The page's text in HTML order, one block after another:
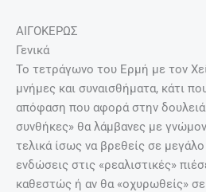
ΑΙΓΟΚΕΡΩΣ
Γενικά
Το τετράγωνο του Ερμή με τον
μνήμες και συναισθήματα, κάτι
απόφαση που αφορά στην δουλειά
συνθήκες» θα λάμβανες με
τελικά ίσως να βρεθείς σε
ενδώσεις στις «ρεαλιστικές»
καθεστώς ή αν θα «οχυρωθείς»